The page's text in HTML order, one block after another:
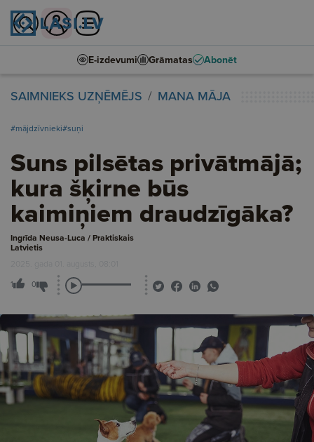
E-izdevumi Grāmatas Abonēt
SAIMNIEKS UZŅĒMĒJS MANA MĀJA
#mājdzīvnieki#suņi
Suns pilsētas privātmājā;
kura šķirne būs
kaimiņiem draudzīgāka?
Ingrīda Neusa-Luca / Praktiskais
Latvietis
2025. gada 01. augusts, 08:01
1 0